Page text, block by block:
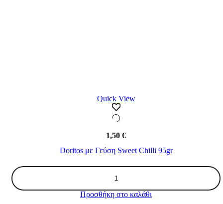
Quick View
1,50 €
Doritos με Γεύση Sweet Chilli 95gr
με
Γεύση
Sweet
Προσθήκη στο καλάθι